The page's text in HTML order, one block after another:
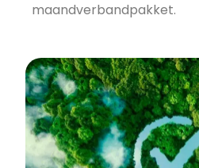
maandverbandpakket.